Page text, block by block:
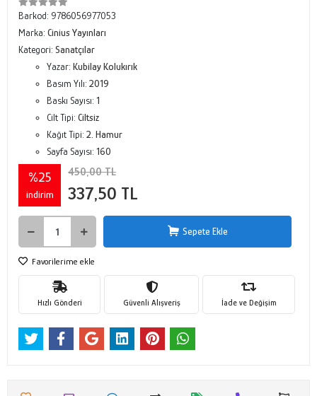
Barkod: 9786056977053
Marka: Cinius Yayınları
Kategori: Sanatçılar
Yazar: Kubilay Kolukırık
Basım Yılı: 2019
Baskı Sayısı: 1
Cilt Tipi: Ciltsiz
Kağıt Tipi: 2. Hamur
Sayfa Sayısı: 160
%25
indirim
450,00 TL
337,50 TL
Sepete Ekle
Favorilerime ekle
Hızlı Gönderi Güvenli Alışveriş İade ve Değişim